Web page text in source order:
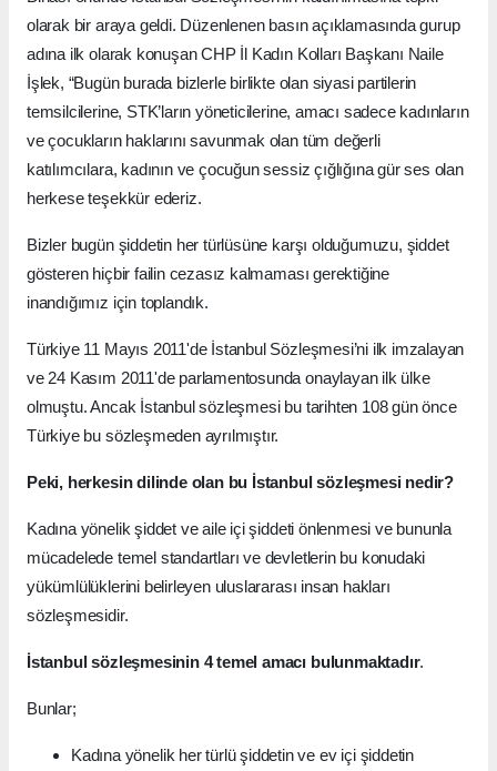
olarak bir araya geldi. Düzenlenen basın açıklamasında gurup
adına ilk olarak konuşan CHP İl Kadın Kolları Başkanı Naile
İşlek, “Bugün burada bizlerle birlikte olan siyasi partilerin
temsilcilerine, STK’ların yöneticilerine, amacı sadece kadınların
ve çocukların haklarını savunmak olan tüm değerli
katılımcılara, kadının ve çocuğun sessiz çığlığına gür ses olan
herkese teşekkür ederiz.
Bizler bugün şiddetin her türlüsüne karşı olduğumuzu, şiddet
gösteren hiçbir failin cezasız kalmaması gerektiğine
inandığımız için toplandık.
Türkiye 11 Mayıs 2011'de İstanbul Sözleşmesi’ni ilk imzalayan
ve 24 Kasım 2011'de parlamentosunda onaylayan ilk ülke
olmuştu. Ancak İstanbul sözleşmesi bu tarihten 108 gün önce
Türkiye bu sözleşmeden ayrılmıştır.
Peki, herkesin dilinde olan bu İstanbul sözleşmesi nedir?
Kadına yönelik şiddet ve aile içi şiddeti önlenmesi ve bununla
mücadelede temel standartları ve devletlerin bu konudaki
yükümlülüklerini belirleyen uluslararası insan hakları
sözleşmesidir.
İstanbul sözleşmesinin 4 temel amacı bulunmaktadır.
Bunlar;
Kadına yönelik her türlü şiddetin ve ev içi şiddetin